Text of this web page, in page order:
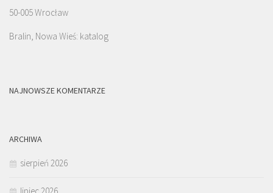
50-005 Wrocław
Bralin, Nowa Wieś: katalog
NAJNOWSZE KOMENTARZE
ARCHIWA
sierpień 2026